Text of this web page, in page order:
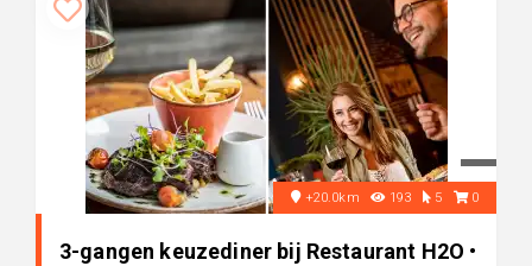
+20.0km 193 5 0
3-gangen keuzediner bij Restaurant H2O •